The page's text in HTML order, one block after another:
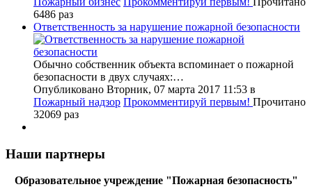
6486 раз
Ответственность за нарушение пожарной безопасности
Обычно собственник объекта вспоминает о пожарной
безопасности в двух случаях:…
Опубликовано Вторник, 07 марта 2017 11:53 в
Пожарный надзор Прокомментируй первым! Прочитано
32069 раз
Наши партнеры
Образовательное учреждение "Пожарная безопасность"